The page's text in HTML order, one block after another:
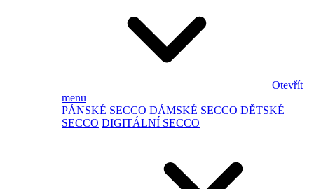
Otevřít
menu
PÁNSKÉ SECCO DÁMSKÉ SECCO DĚTSKÉ
SECCO DIGITÁLNÍ SECCO